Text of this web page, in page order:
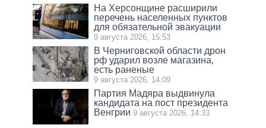
На Херсонщине расширили
перечень населенных пунктов
для обязательной эвакуации
9 августа 2026, 15:53
В Черниговской области дрон
рф ударил возле магазина,
есть раненые
9 августа 2026, 14:09
Партия Мадяра выдвинула
кандидата на пост президента
Венгрии 9 августа 2026, 14:33